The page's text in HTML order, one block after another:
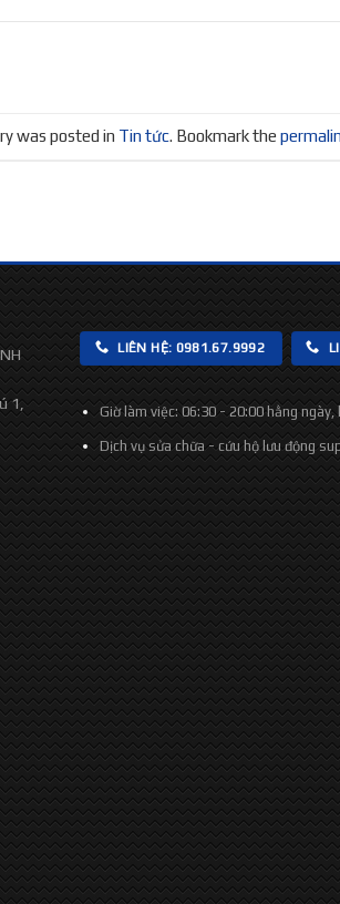
was posted in Tin tức. Bookmark the
1,
LIÊN HỆ: 0981.67.9992
Giờ làm việc:06:30 - 20:00 hằng ngày,
Dịch vụ sửa chữa - cứu hộ lưu động